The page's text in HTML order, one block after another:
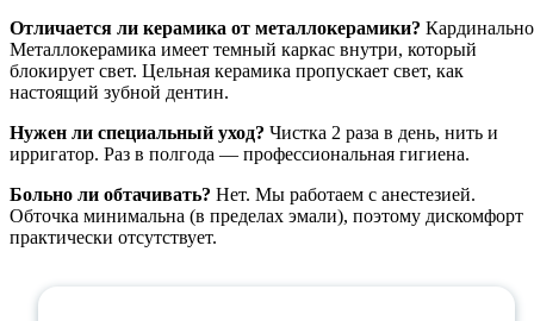
Отличается ли керамика от металлокерамики?
Металлокерамика имеет темный каркас внутри, который
блокирует свет. Цельная керамика пропускает свет, как
настоящий зубной дентин.
Нужен ли специальный уход? Чистка 2 раза в день, нить и
ирригатор. Раз в полгода — профессиональная гигиена.
Больно ли обтачивать? Нет. Мы работаем с анестезией.
Обточка минимальна (в пределах эмали), поэтому дискомфорт
практически отсутствует.